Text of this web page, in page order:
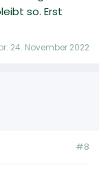
so. Erst
24. November 2022
#8